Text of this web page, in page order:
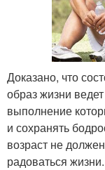
Доказано, что
образ жизни
выполнение
и сохранять
возраст не
радоваться жизни.